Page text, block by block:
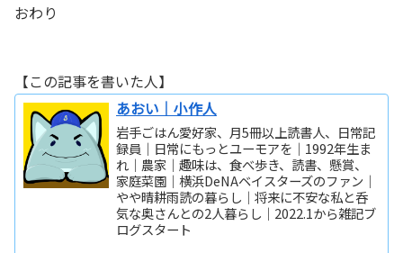
おわり
【この記事を書いた人】
あおい｜小作人
岩手ごはん愛好家、月5冊以上読書人、日常記
録員｜日常にもっとユーモアを｜1992年生ま
れ｜農家｜趣味は、食べ歩き、読書、懸賞、
家庭菜園｜横浜DeNAベイスターズのファン｜
やや晴耕雨読の暮らし｜将来に不安な私と呑
気な奥さんとの2人暮らし｜2022.1から雑記ブ
ログスタート